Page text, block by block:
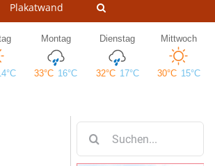
Plakatwand
nach: